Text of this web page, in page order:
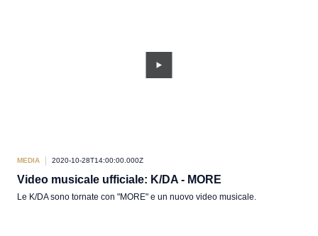
MEDIA 2020-10-28T14:00:00.000Z
Video musicale ufficiale: K/DA - MORE
Le K/DA sono tornate con "MORE" e un nuovo video musicale.